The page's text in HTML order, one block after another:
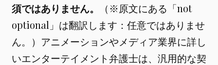
須ではありません。
（※原文にある「not
optional」は翻訳します：任意ではありませ
ん。）アニメーションやメディア業界に詳し
いエンターテイメント弁護士は、汎用的な契